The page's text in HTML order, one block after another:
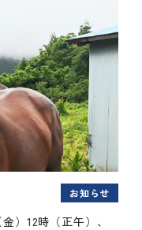
お知らせ
）12時（正午）、